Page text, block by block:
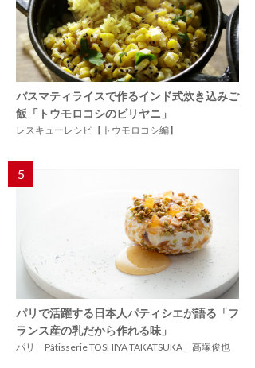
バスマティライスで作るインド式炊き込みご
飯「トウモロコシのビリヤニ」
レスキューレシピ【トウモロコシ編】
5
パリで活躍する日本人パティシエが語る「フ
ランス産の乳だから作れる味」
パリ「Pâtisserie TOSHIYA TAKATSUKA」高塚俊也